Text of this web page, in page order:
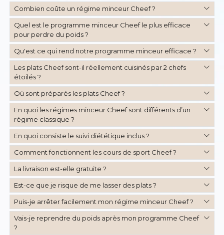
Combien coûte un régime minceur Cheef ?
Quel est le programme minceur Cheef le plus efficace
pour perdre du poids ?
Qu'est ce qui rend notre programme minceur efficace ?
Les plats Cheef sont-il réellement cuisinés par 2 chefs
étoilés ?
Où sont préparés les plats Cheef ?
En quoi les régimes minceur Cheef sont différents d’un
régime classique ?
En quoi consiste le suivi diététique inclus ?
Comment fonctionnent les cours de sport Cheef ?
La livraison est-elle gratuite ?
Est-ce que je risque de me lasser des plats ?
Puis-je arrêter facilement mon régime minceur Cheef ?
Vais-je reprendre du poids après mon programme Cheef
?